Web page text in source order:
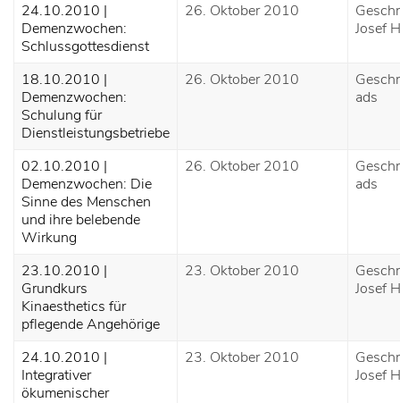
24.10.2010 |
Demenzwochen:
Schlussgottesdienst
26. Oktober 2010
Josef
18.10.2010 |
Demenzwochen:
Schulung für
Dienstleistungsbetriebe
26. Oktober 2010
ads
02.10.2010 |
Demenzwochen: Die
Sinne des Menschen
und ihre belebende
Wirkung
26. Oktober 2010
ads
23.10.2010 |
Grundkurs
Kinaesthetics für
pflegende Angehörige
23. Oktober 2010
Josef
24.10.2010 |
Integrativer
ökumenischer
23. Oktober 2010
Josef